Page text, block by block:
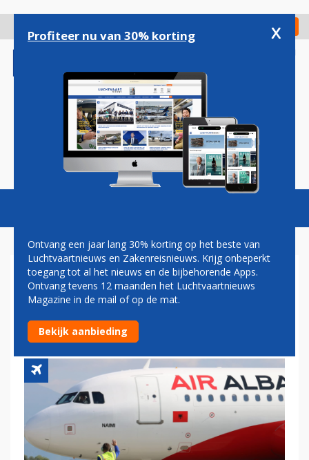
gaan
Check in
Magazine Podcasts Vacatures
AIRBUS A320 (OPNIEUW) VIA
DEZELFDE ACHTERDEUR IN
RUSSISCHE HANDEN BELAND
Profiteer nu van 30% korting x
Ontvang een jaar lang 30% korting op het beste van
Luchtvaartnieuws en Zakenreisnieuws. Krijg onbeperkt
toegang tot al het nieuws en de bijbehorende Apps.
Ontvang tevens 12 maanden het Luchtvaartnieuws
Magazine in de mail of op de mat.
Bekijk aanbieding